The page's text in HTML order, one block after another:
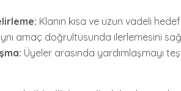
Klanın kısa ve uzun vadeli
amaç doğrultusunda ilerlemesini
Üyeler arasında yardımlaşmayı